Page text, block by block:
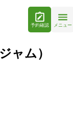
予約確認 メニュー
ャム）